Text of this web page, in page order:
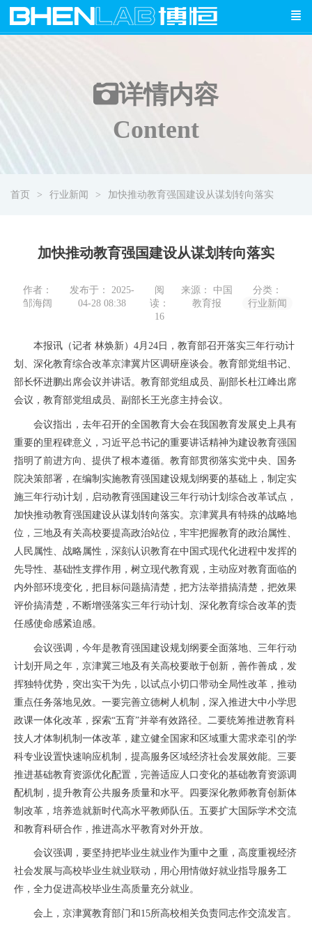
详情内容
Content
首页 行业新闻 加快推动教育强国建设从谋划转向落实
加快推动教育强国建设从谋划转向落实
作者：
邹海阔
发布于： 2025-
04-28 08:38
阅
读：
16
来源： 中国
教育报
分类：
行业新闻
本报讯（记者 林焕新）4月24日，教育部召开落实三年行动计
划、深化教育综合改革京津冀片区调研座谈会。教育部党组书记、
部长怀进鹏出席会议并讲话。教育部党组成员、副部长杜江峰出席
会议，教育部党组成员、副部长王光彦主持会议。
会议指出，去年召开的全国教育大会在我国教育发展史上具有
重要的里程碑意义，习近平总书记的重要讲话精神为建设教育强国
指明了前进方向、提供了根本遵循。教育部贯彻落实党中央、国务
院决策部署，在编制实施教育强国建设规划纲要的基础上，制定实
施三年行动计划，启动教育强国建设三年行动计划综合改革试点，
加快推动教育强国建设从谋划转向落实。京津冀具有特殊的战略地
位，三地及有关高校要提高政治站位，牢牢把握教育的政治属性、
人民属性、战略属性，深刻认识教育在中国式现代化进程中发挥的
先导性、基础性支撑作用，树立现代教育观，主动应对教育面临的
内外部环境变化，把目标问题搞清楚，把方法举措搞清楚，把效果
评价搞清楚，不断增强落实三年行动计划、深化教育综合改革的责
任感使命感紧迫感。
会议强调，今年是教育强国建设规划纲要全面落地、三年行动
计划开局之年，京津冀三地及有关高校要敢于创新，善作善成，发
挥独特优势，突出实干为先，以试点小切口带动全局性改革，推动
重点任务落地见效。一要完善立德树人机制，深入推进大中小学思
政课一体化改革，探索“五育”并举有效路径。二要统筹推进教育科
技人才体制机制一体改革，建立健全国家和区域重大需求牵引的学
科专业设置快速响应机制，提高服务区域经济社会发展效能。三要
推进基础教育资源优化配置，完善适应人口变化的基础教育资源调
配机制，提升教育公共服务质量和水平。四要深化教师教育创新体
制改革，培养造就新时代高水平教师队伍。五要扩大国际学术交流
和教育科研合作，推进高水平教育对外开放。
会议强调，要坚持把毕业生就业作为重中之重，高度重视经济
社会发展与高校毕业生就业联动，用心用情做好就业指导服务工
作，全力促进高校毕业生高质量充分就业。
会上，京津冀教育部门和15所高校相关负责同志作交流发言。